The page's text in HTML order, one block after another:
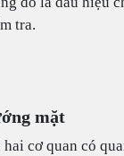
tra.
mặt
cơ quan có